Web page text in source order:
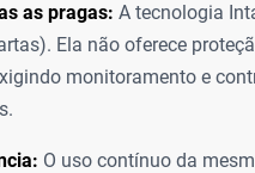
as pragas: A tecnologia
Ela não oferece
monitoramento e
O uso contínuo da